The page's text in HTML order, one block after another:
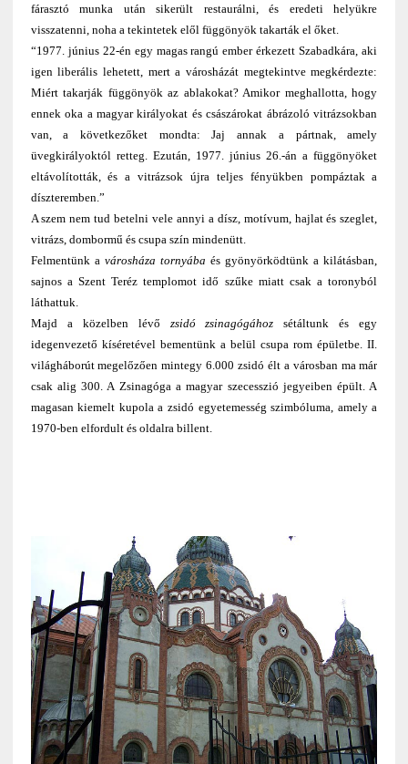
fárasztó munka után sikerült restaurálni, és eredeti helyükre
visszatenni, noha a tekintetek elől függönyök takarták el őket.
“1977. június 22-én egy magas rangú ember érkezett Szabadkára, aki
igen liberális lehetett, mert a városházát megtekintve megkérdezte:
Miért takarják függönyök az ablakokat? Amikor meghallotta, hogy
ennek oka a magyar királyokat és császárokat ábrázoló vitrázsokban
van, a következőket mondta: Jaj annak a pártnak, amely
üvegkirályoktól retteg. Ezután, 1977. június 26.-án a függönyöket
eltávolították, és a vitrázsok újra teljes fényükben pompáztak a
díszteremben.”
A szem nem tud betelni vele annyi a dísz, motívum, hajlat és szeglet,
vitrázs, dombormű és csupa szín mindenütt.
Felmentünk a városháza tornyába és gyönyörködtünk a kilátásban,
sajnos a Szent Teréz templomot idő szűke miatt csak a toronyból
láthattuk.
Majd a közelben lévő zsidó zsinagógához sétáltunk és egy
idegenvezető kíséretével bementünk a belül csupa rom épületbe. II.
világháborút megelőzően mintegy 6.000 zsidó élt a városban ma már
csak alig 300. A Zsinagóga a magyar szecesszió jegyeiben épült. A
magasan kiemelt kupola a zsidó egyetemesség szimbóluma, amely a
1970-ben elfordult és oldalra billent.